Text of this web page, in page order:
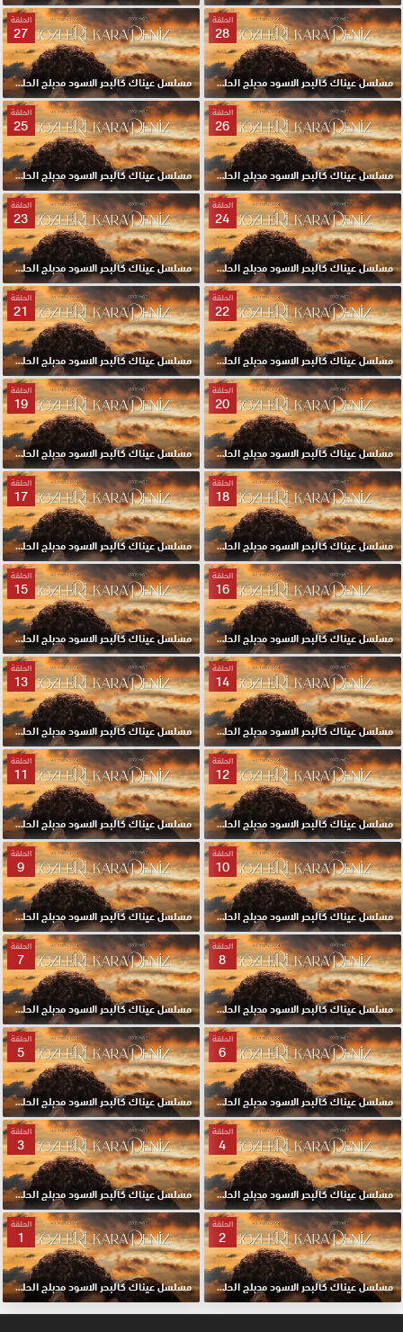
الحلقة
28
مسلسل عيناك كالبحر الاسود مدبلج الحلقة 28 HD
الحلقة
27
مسلسل عيناك كالبحر الاسود مدبلج الحلقة 27 HD
الحلقة
26
مسلسل عيناك كالبحر الاسود مدبلج الحلقة 26 HD
الحلقة
25
مسلسل عيناك كالبحر الاسود مدبلج الحلقة 25 HD
الحلقة
24
مسلسل عيناك كالبحر الاسود مدبلج الحلقة 24 HD
الحلقة
23
مسلسل عيناك كالبحر الاسود مدبلج الحلقة 23 HD
الحلقة
22
مسلسل عيناك كالبحر الاسود مدبلج الحلقة 22 HD
الحلقة
21
مسلسل عيناك كالبحر الاسود مدبلج الحلقة 21 HD
الحلقة
20
مسلسل عيناك كالبحر الاسود مدبلج الحلقة 20 HD
الحلقة
19
مسلسل عيناك كالبحر الاسود مدبلج الحلقة 19 HD
الحلقة
18
مسلسل عيناك كالبحر الاسود مدبلج الحلقة 18 HD
الحلقة
17
مسلسل عيناك كالبحر الاسود مدبلج الحلقة 17 HD
الحلقة
16
مسلسل عيناك كالبحر الاسود مدبلج الحلقة 16 HD
الحلقة
15
مسلسل عيناك كالبحر الاسود مدبلج الحلقة 15 HD
الحلقة
14
مسلسل عيناك كالبحر الاسود مدبلج الحلقة 14 HD
الحلقة
13
مسلسل عيناك كالبحر الاسود مدبلج الحلقة 13 HD
الحلقة
12
مسلسل عيناك كالبحر الاسود مدبلج الحلقة 12 HD
الحلقة
11
مسلسل عيناك كالبحر الاسود مدبلج الحلقة 11 HD
الحلقة
10
مسلسل عيناك كالبحر الاسود مدبلج الحلقة 10 HD
الحلقة
9
مسلسل عيناك كالبحر الاسود مدبلج الحلقة 9 HD
الحلقة
8
مسلسل عيناك كالبحر الاسود مدبلج الحلقة 8 HD
الحلقة
7
مسلسل عيناك كالبحر الاسود مدبلج الحلقة 7 HD
الحلقة
6
مسلسل عيناك كالبحر الاسود مدبلج الحلقة 6 HD
الحلقة
5
مسلسل عيناك كالبحر الاسود مدبلج الحلقة 5 HD
الحلقة
4
مسلسل عيناك كالبحر الاسود مدبلج الحلقة 4 HD
الحلقة
3
مسلسل عيناك كالبحر الاسود مدبلج الحلقة 3 HD
الحلقة
2
مسلسل عيناك كالبحر الاسود مدبلج الحلقة 2 HD
الحلقة
1
مسلسل عيناك كالبحر الاسود مدبلج الحلقة الأولي 1 HD